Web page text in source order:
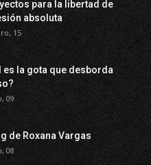
para la libertad de
absoluta
15
es la gota que desborda
09
de Roxana Vargas
08